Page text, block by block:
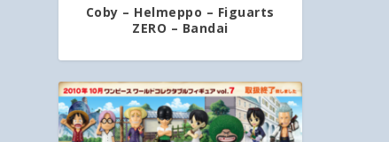
Coby – Helmeppo – Figuarts
ZERO – Bandai